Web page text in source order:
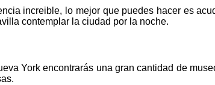
increible, lo mejor que puedes hacer es
contemplar la ciudad por la noche.
York encontrarás una gran cantidad de